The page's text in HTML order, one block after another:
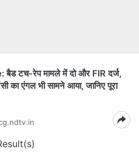
बैड टच-रेप मामले में दो और FIR दर्ज,
का एंगल भी सामने आया, जानिए पूरा